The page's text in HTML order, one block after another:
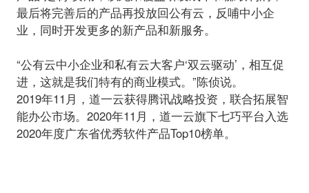
最后将完善后的产品再投放回公有云，反哺中小企
业，同时开发更多的新产品和新服务。
“公有云中小企业和私有云大客户‘双云驱动’，相互促
进，这就是我们特有的商业模式。”陈侦说。
2019年11月，道一云获得腾讯战略投资，联合拓展智
能办公市场。2020年11月，道一云旗下七巧平台入选
2020年度广东省优秀软件产品Top10榜单。